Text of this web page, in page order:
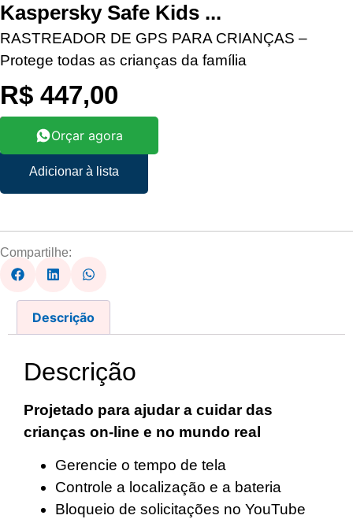
Kaspersky Safe Kids ...
RASTREADOR DE GPS PARA CRIANÇAS –
Protege todas as crianças da família
R$ 447,00
Adicionar à lista
Orçar agora
Compartilhe:
Descrição
Descrição
Projetado para ajudar a cuidar das
crianças on-line e no mundo real
Gerencie o tempo de tela
Controle a localização e a bateria
Bloqueio de solicitações no YouTube